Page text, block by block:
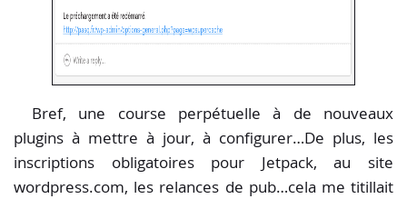
Bref, une course perpétuelle à de nouveaux
plugins à mettre à jour, à configurer…De plus, les
inscriptions obligatoires pour Jetpack, au site
wordpress.com, les relances de pub…cela me titillait